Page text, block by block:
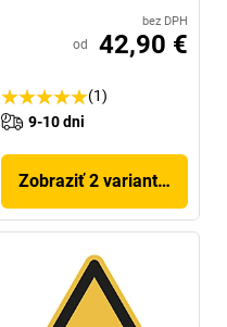
bez DPH
od 42,90 €
(1)
9-10 dni
Zobraziť 2 variantov